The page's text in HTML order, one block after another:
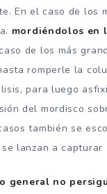
En el caso de los
mordiéndolos en
de los más
romperle la
para luego
del mordisco
también se
lanzan a capturar
general no